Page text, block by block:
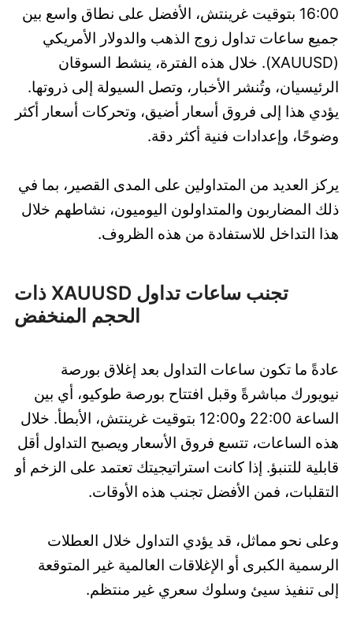
16:00 بتوقيت غرينتش، الأفضل على نطاق واسع بين
جميع ساعات تداول زوج الذهب والدولار الأمريكي
(XAUUSD). خلال هذه الفترة، ينشط السوقان
الرئيسيان، وتُنشر الأخبار، وتصل السيولة إلى ذروتها.
يؤدي هذا إلى فروق أسعار أضيق، وتحركات أسعار أكثر
وضوحًا، وإعدادات فنية أكثر دقة.
يركز العديد من المتداولين على المدى القصير، بما في
ذلك المضاربون والمتداولون اليوميون، نشاطهم خلال
هذا التداخل للاستفادة من هذه الظروف.
تجنب ساعات تداول XAUUSD ذات
الحجم المنخفض
عادةً ما تكون ساعات التداول بعد إغلاق بورصة
نيويورك مباشرةً وقبل افتتاح بورصة طوكيو، أي بين
الساعة 22:00 و12:00 بتوقيت غرينتش، الأبطأ. خلال
هذه الساعات، تتسع فروق الأسعار ويصبح التداول أقل
قابلية للتنبؤ. إذا كانت استراتيجيتك تعتمد على الزخم أو
التقلبات، فمن الأفضل تجنب هذه الأوقات.
وعلى نحو مماثل، قد يؤدي التداول خلال العطلات
الرسمية الكبرى أو الإغلاقات العالمية غير المتوقعة
إلى تنفيذ سيئ وسلوك سعري غير منتظم.